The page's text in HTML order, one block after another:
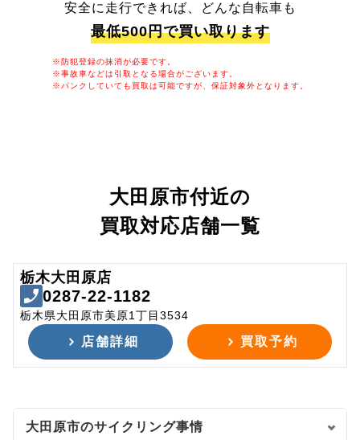
安全に走行できれば、どんな自転車も
最低500円で買い取ります
※防犯登録の抹消が必要です。
※事故車などは引取となる場合がございます。
※パンクしていても買取は可能ですが、保証対象外となります。
大田原市付近の
買取対応店舗一覧
栃木大田原店
0287-22-1182
栃木県大田原市美原1丁目3534
店舗詳細 買取予約
大田原市のサイクリング事情